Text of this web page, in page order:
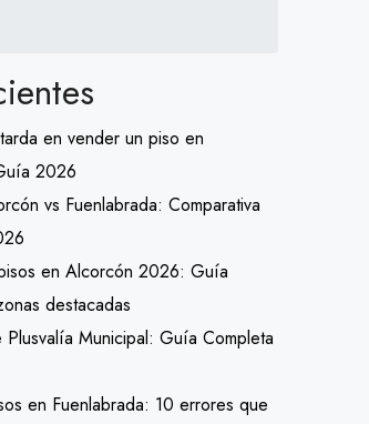
en vender un piso en
2026
vs Fuenlabrada: Comparativa
en Alcorcón 2026: Guía
destacadas
Plusvalía Municipal: Guía Completa
en Fuenlabrada: 10 errores que